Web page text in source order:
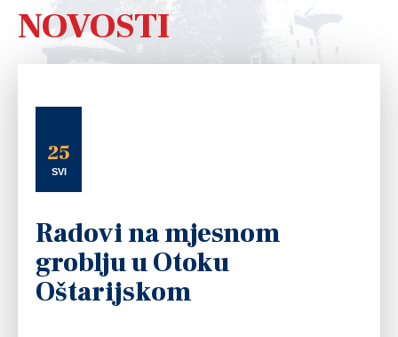
NOVOSTI
25
SVI
Radovi na mjesnom
groblju u Otoku
Oštarijskom